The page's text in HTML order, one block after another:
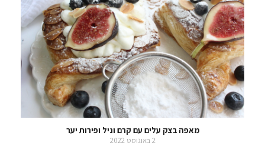
מאפה בצק עלים עם קרם וניל ופירות יער
2 באוגוסט 2022